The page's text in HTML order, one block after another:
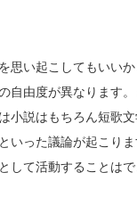
い起こしてもいい
自由度が異なります
小説はもちろん短歌
いった議論が起こり
して活動することは